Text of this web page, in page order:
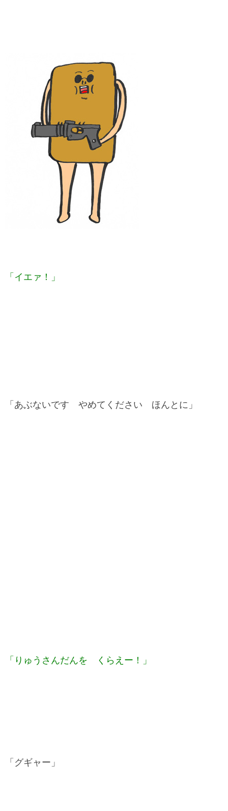
「イエァ！」
「あぶないです やめてください ほんとに」
「りゅうさんだんを くらえー！」
「グギャー」